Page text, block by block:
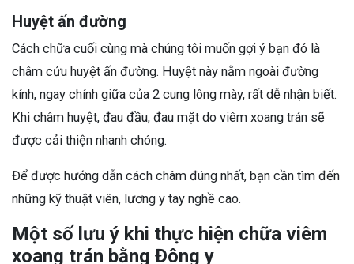
Huyệt ấn đường
Cách chữa cuối cùng mà chúng tôi muốn gợi ý bạn đó là
châm cứu huyệt ấn đường. Huyệt này nằm ngoài đường
kính, ngay chính giữa của 2 cung lông mày, rất dễ nhận biết.
Khi châm huyệt, đau đầu, đau mặt do viêm xoang trán sẽ
được cải thiện nhanh chóng.
Để được hướng dẫn cách châm đúng nhất, bạn cần tìm đến
những kỹ thuật viên, lương y tay nghề cao.
Một số lưu ý khi thực hiện chữa viêm
xoang trán bằng Đông y